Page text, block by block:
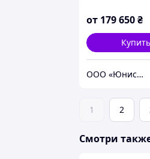
от 179 650₴
ООО «Юнисол Украина» - ЮНИСОЛ
1 2
Смотри